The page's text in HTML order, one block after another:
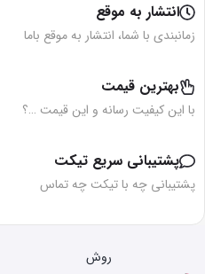
انتشار به موقع
زمانبندی با شما، انتشار به موقع باما
بهترین قیمت
با این کیفیت رسانه و این قیمت …؟
پشتیبانی سریع تیکت
پشتیبانی چه با تیکت چه تماس
روش